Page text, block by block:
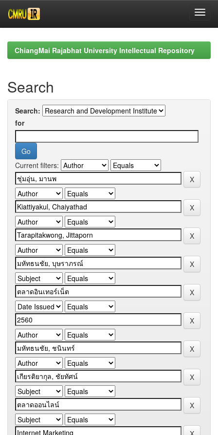
navigationChiangMai Rajabhat University Intellectual Repository
Search
Search:
for
Current filters: